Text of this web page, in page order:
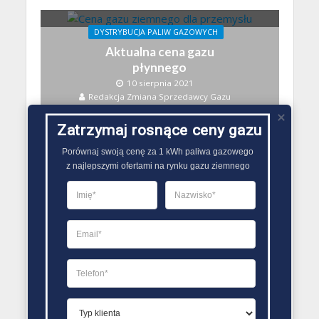
DYSTRYBUCJA PALIW GAZOWYCH
Aktualna cena gazu
płynnego
10 sierpnia 2021
Redakcja Zmiana Sprzedawcy Gazu
Cena gazu płynnego
2018
Redakcja Zmiana Sprzedawcy Gazu
DYSTRYBUCJA PALIW GAZOWYCH
Zatrzymaj rosnące ceny gazu
Porównaj swoją cenę za 1 kWh paliwa gazowego
z najlepszymi ofertami na rynku gazu ziemnego